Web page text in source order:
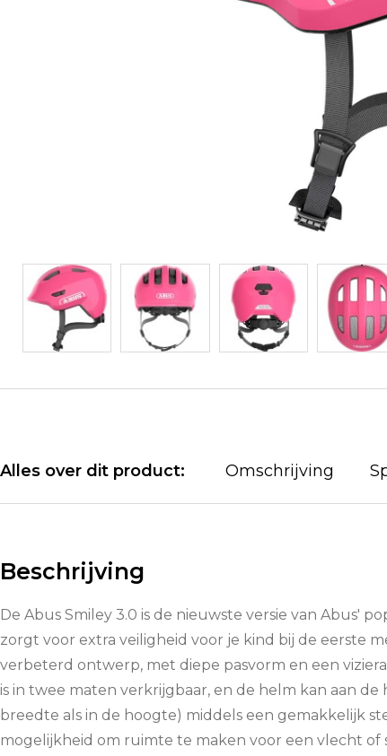
Alles over dit product: Omschrijving
Beschrijving
De Abus Smiley 3.0 is de nieuwste versie van Abus'
zorgt voor extra veiligheid voor je kind bij de eerste
verbeterd ontwerp, met diepe pasvorm en een
is in twee maten verkrijgbaar, en de helm kan aan
breedte als in de hoogte) middels een gemakkelijk
mogelijkheid om ruimte te maken voor een vlecht